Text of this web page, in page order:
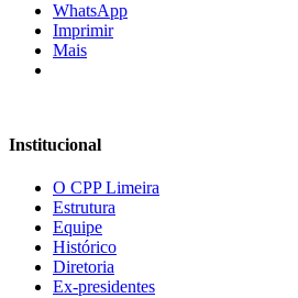
WhatsApp
Imprimir
Mais
Institucional
O CPP Limeira
Estrutura
Equipe
Histórico
Diretoria
Ex-presidentes